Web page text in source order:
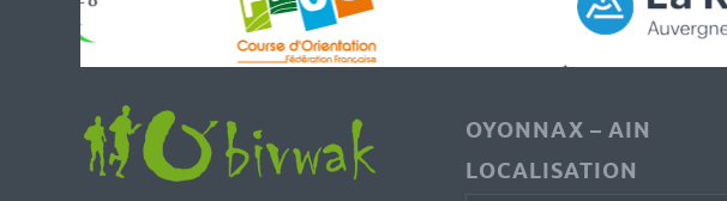
OYONNAX – AIN
LOCALISATION